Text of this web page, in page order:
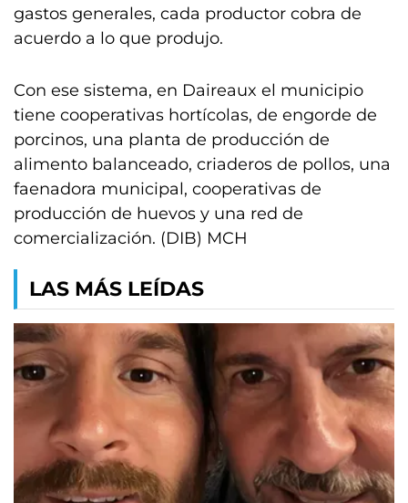
gastos generales, cada productor cobra de
acuerdo a lo que produjo.
Con ese sistema, en Daireaux el municipio
tiene cooperativas hortícolas, de engorde de
porcinos, una planta de producción de
alimento balanceado, criaderos de pollos, una
faenadora municipal, cooperativas de
producción de huevos y una red de
comercialización. (DIB) MCH
LAS MÁS LEÍDAS